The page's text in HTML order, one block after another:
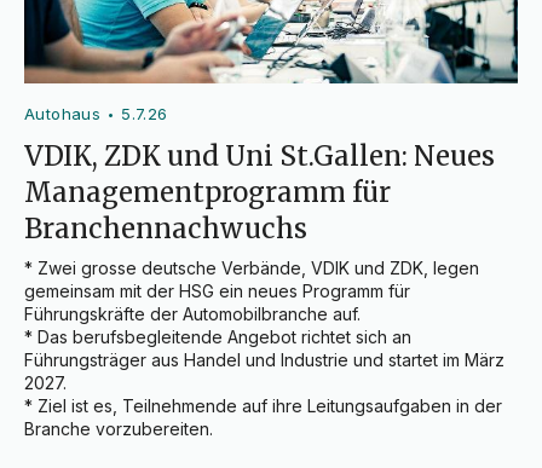
Autohaus • 5.7.26
VDIK, ZDK und Uni St.Gallen: Neues
Managementprogramm für
Branchennachwuchs
* Zwei grosse deutsche Verbände, VDIK und ZDK, legen
gemeinsam mit der HSG ein neues Programm für
Führungskräfte der Automobilbranche auf.
* Das berufsbegleitende Angebot richtet sich an
Führungsträger aus Handel und Industrie und startet im März
2027.
* Ziel ist es, Teilnehmende auf ihre Leitungsaufgaben in der
Branche vorzubereiten.